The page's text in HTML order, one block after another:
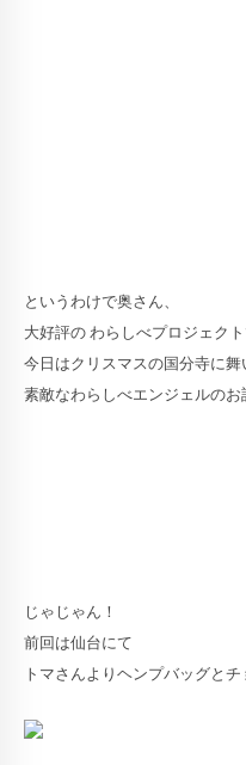
というわけで奥さん、
大好評の わらしべプロジェクト
今日はクリスマスの国分寺に舞
素敵なわらしべエンジェルのお
じゃじゃん！
前回は仙台にて
トマさんよりヘンプバッグとチ